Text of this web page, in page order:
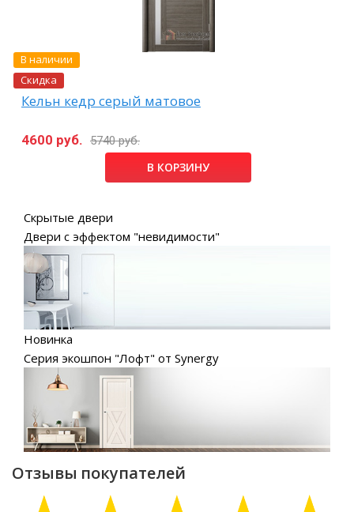
В наличии
Скидка
Кельн кедр серый матовое
4600 руб. 5740 руб.
В КОРЗИНУ
Скрытые двери
Двери с эффектом "невидимости"
Новинка
Серия экошпон "Лофт" от Synergy
Отзывы покупателей